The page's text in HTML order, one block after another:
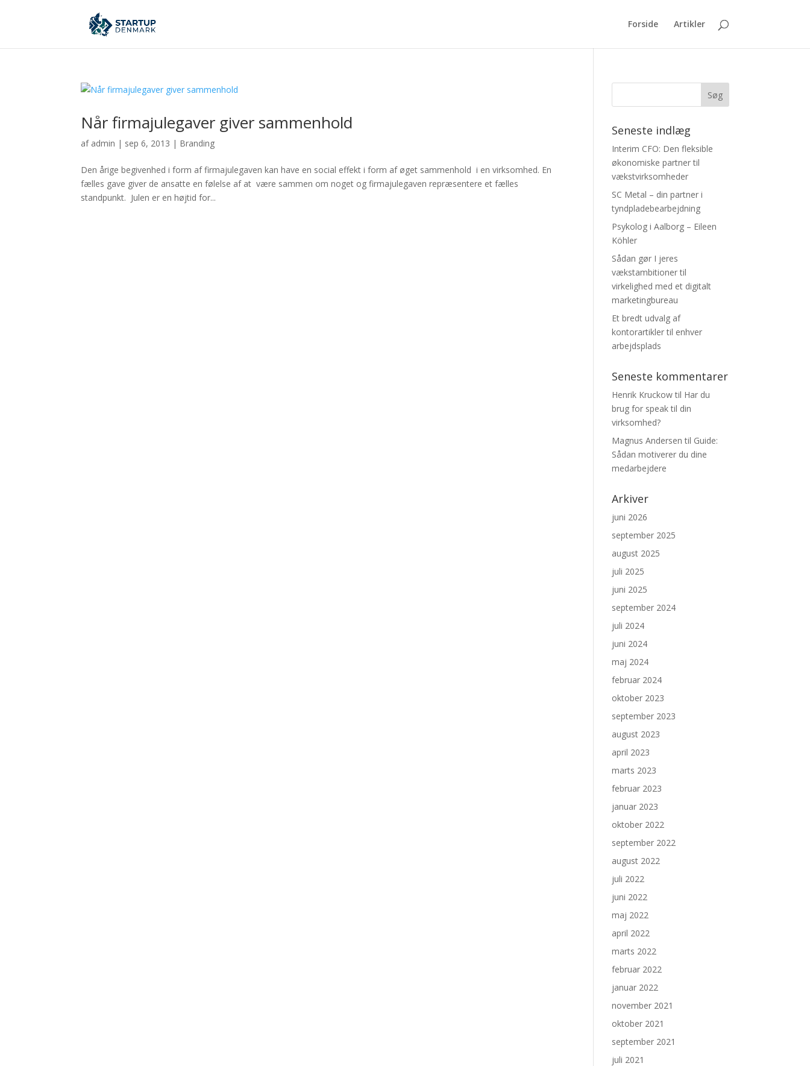
Forside Artikler
Når firmajulegaver giver sammenhold
af admin | sep 6, 2013 | Branding
Den årige begivenhed i form af firmajulegaven kan have en social effekt i form af øget sammenhold i en virksomhed. En
fælles gave giver de ansatte en følelse af at være sammen om noget og firmajulegaven repræsentere et fælles
standpunkt. Julen er en højtid for...
Seneste indlæg
Interim CFO: Den fleksible
økonomiske partner til
vækstvirksomheder
SC Metal – din partner i
tyndpladebearbejdning
Psykolog i Aalborg – Eileen
Köhler
Sådan gør I jeres
vækstambitioner til
virkelighed med et digitalt
marketingbureau
Et bredt udvalg af
kontorartikler til enhver
arbejdsplads
Seneste kommentarer
Henrik Kruckowtil Har du
brug for speak til din
virksomhed?
Magnus Andersen til Guide:
Sådan motiverer du dine
medarbejdere
Arkiver
juni 2026
september 2025
august 2025
juli 2025
juni 2025
september 2024
juli 2024
juni 2024
maj 2024
februar 2024
oktober 2023
september 2023
august 2023
april 2023
marts 2023
februar 2023
januar 2023
oktober 2022
september 2022
august 2022
juli 2022
juni 2022
maj 2022
april 2022
marts 2022
februar 2022
januar 2022
november 2021
oktober 2021
september 2021
juli 2021